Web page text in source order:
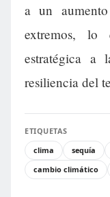
a un
extremos, lo
estratégica a
resiliencia del
ETIQUETAS
clima
sequía
cambio climático